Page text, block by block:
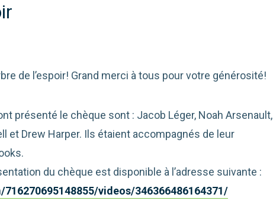
de l’espoir! Grand merci à tous pour votre générosité!
présenté le chèque sont : Jacob Léger, Noah Arsenault,
et Drew Harper. Ils étaient accompagnés de leur
du chèque est disponible à l’adresse suivante :
videos/346366486164371/